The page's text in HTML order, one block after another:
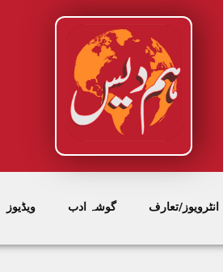
انٹرویوز/تعارف گوشہ ادب ویڈیوز